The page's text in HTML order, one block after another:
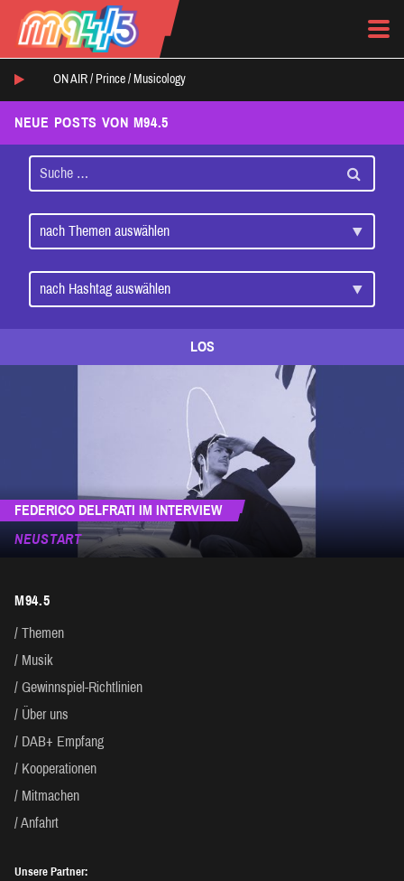
ON AIR / Prince / Musicology
NEUE POSTS VON M94.5
LOS
FEDERICO DELFRATI IM INTERVIEW
NEUSTART
M94.5
Themen
Musik
Gewinnspiel-Richtlinien
Über uns
DAB+ Empfang
Kooperationen
Mitmachen
Anfahrt
Unsere Partner: